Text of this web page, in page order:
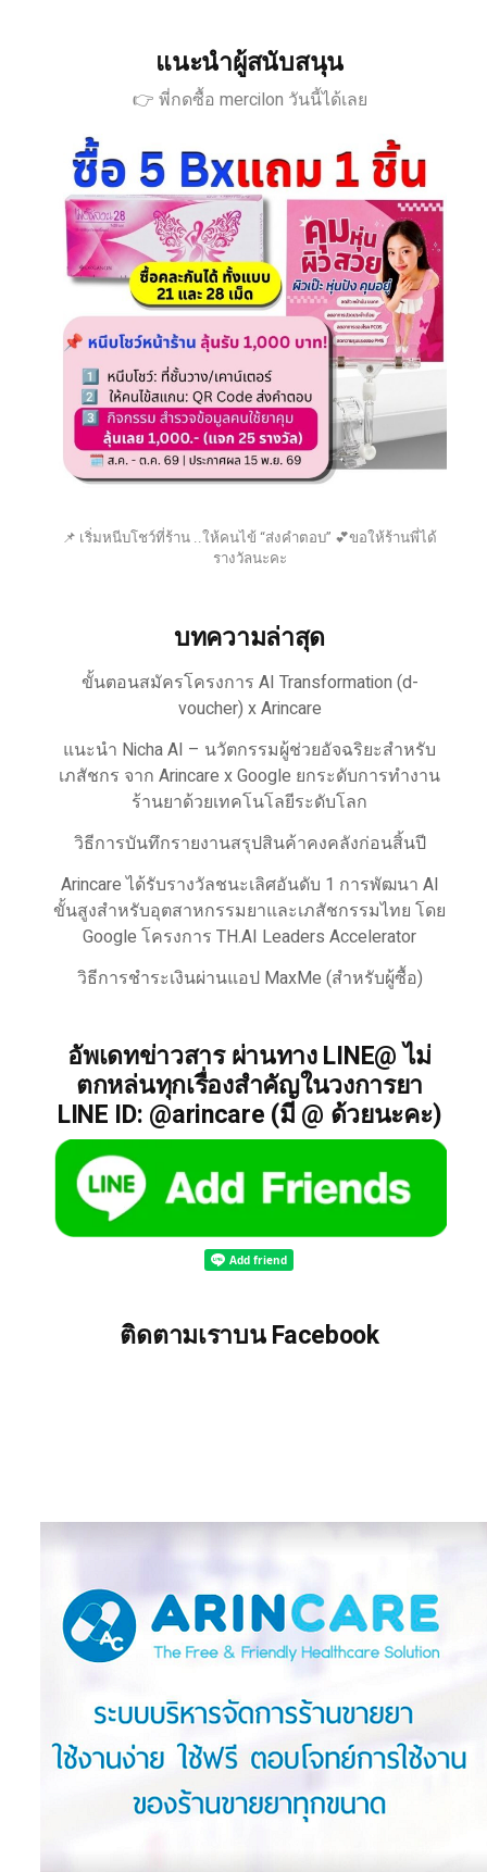
แนะนำผู้สนับสนุน
👉 พี่กดซื้อ mercilon วันนี้ได้เลย
📌 เริ่มหนีบโชว์ที่ร้าน ..ให้คนไข้ “ส่งคำตอบ” 💕ขอให้ร้านพี่ได้
รางวัลนะคะ
บทความล่าสุด
ขั้นตอนสมัครโครงการ AI Transformation (d-
voucher) x Arincare
แนะนำ Nicha AI – นวัตกรรมผู้ช่วยอัจฉริยะสำหรับ
เภสัชกร จาก Arincare x Google ยกระดับการทำงาน
ร้านยาด้วยเทคโนโลยีระดับโลก
วิธีการบันทึกรายงานสรุปสินค้าคงคลังก่อนสิ้นปี
Arincare ได้รับรางวัลชนะเลิศอันดับ 1 การพัฒนา AI
ขั้นสูงสำหรับอุตสาหกรรมยาและเภสัชกรรมไทย โดย
Google โครงการ TH.AI Leaders Accelerator
วิธีการชำระเงินผ่านแอป MaxMe (สำหรับผู้ซื้อ)
อัพเดทข่าวสาร ผ่านทาง LINE@ ไม่
ตกหล่นทุกเรื่องสำคัญในวงการยา
LINE ID: @arincare (มี @ ด้วยนะคะ)
ติดตามเราบน Facebook